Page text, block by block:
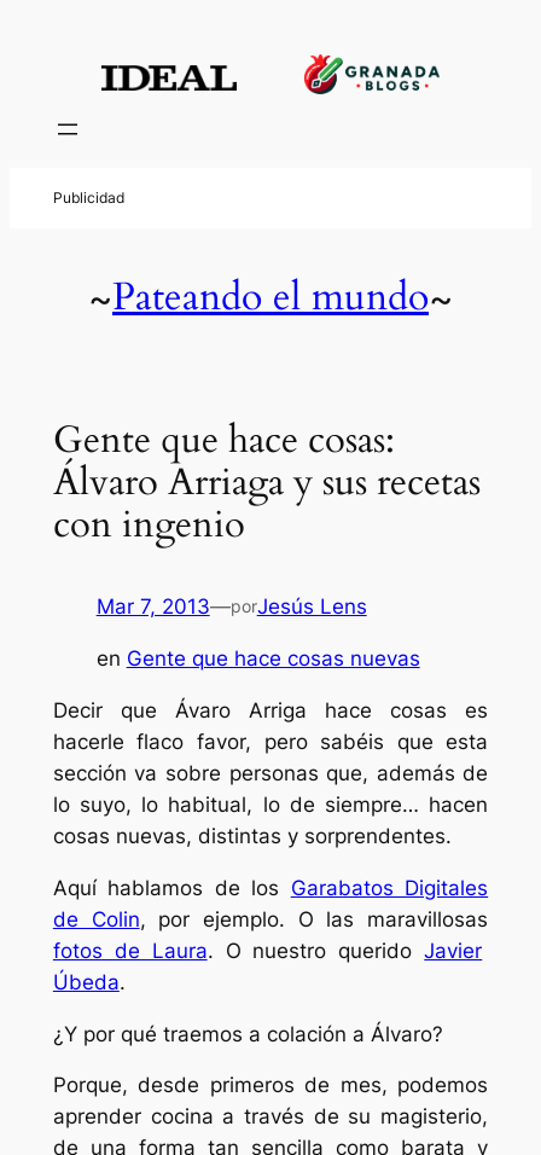
~Pateando el mundo~
Gente que hace cosas:
Álvaro Arriaga y sus recetas
con ingenio
Mar 7, 2013—porJesús Lens
en Gente que hace cosas nuevas
Decir que Ávaro Arriga hace cosas es
hacerle flaco favor, pero sabéis que esta
sección va sobre personas que, además de
lo suyo, lo habitual, lo de siempre… hacen
cosas nuevas, distintas y sorprendentes.
Aquí hablamos de los Garabatos Digitales
de Colin, por ejemplo. O las maravillosas
fotos de Laura. O nuestro queridoJavier
Úbeda.
¿Y por qué traemos a colación a Álvaro?
Porque, desde primeros de mes, podemos
aprender cocina a través de su magisterio,
de una forma tan sencilla como barata y